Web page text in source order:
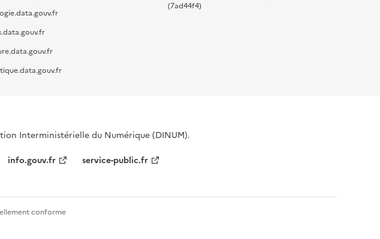
(7ad44f4)
Interministérielle du Numérique (DINUM).
info.gouv.fr service-public.fr
conforme